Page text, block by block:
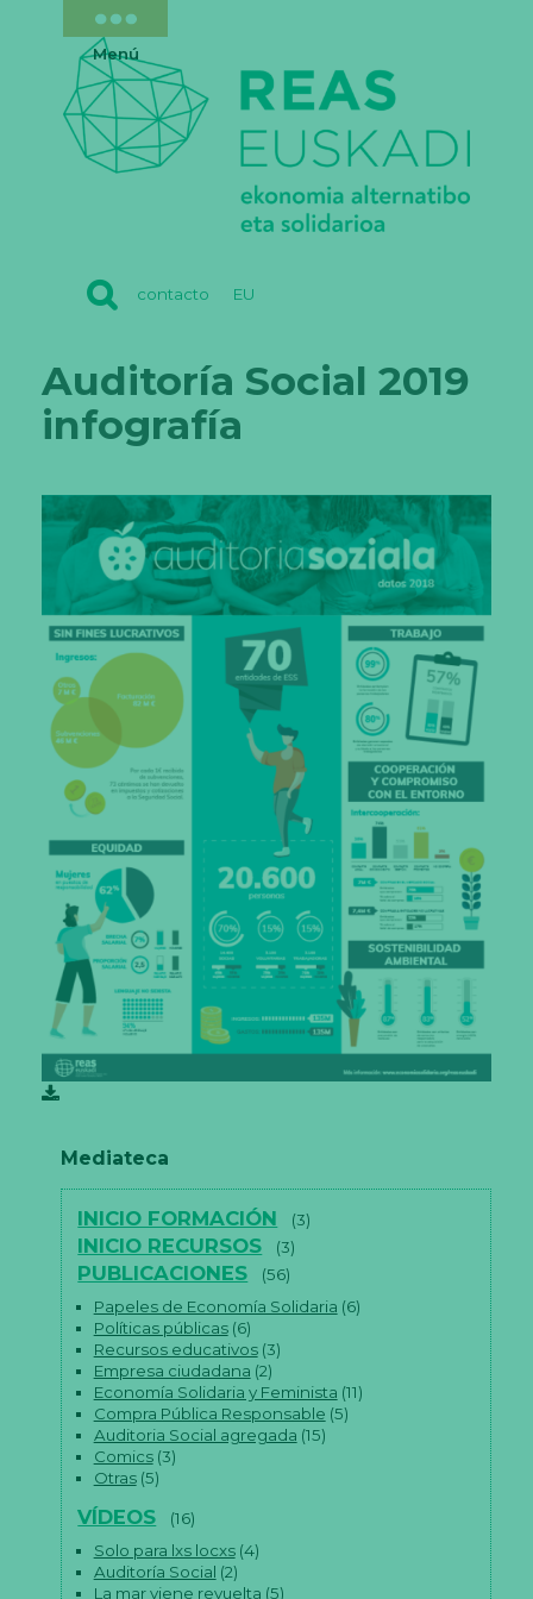
contacto EU
Menú
Auditoría Social 2019
infografía
Mediateca
INICIO FORMACIÓN (3)
INICIO RECURSOS (3)
PUBLICACIONES
(56)
Papeles de Economía Solidaria (6)
Políticas públicas(6)
Recursos educativos(3)
Empresa ciudadana (2)
Economía Solidaria y Feminista (11)
Compra Pública Responsable (5)
Auditoria Social agregada (15)
Comics(3)
Otras(5)
VÍDEOS
(16)
Solo para lxs locxs(4)
Auditoría Social (2)
La mar viene revuelta (5)